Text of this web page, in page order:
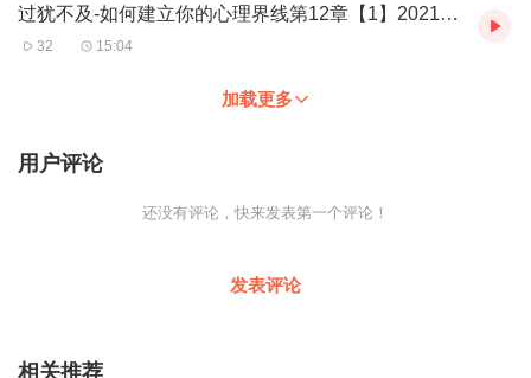
过犹不及-如何建立你的心理界线第12章【1】2021-11-11
32 15:04
加载更多
用户评论
还没有评论，快来发表第一个评论！
发表评论
相关推荐